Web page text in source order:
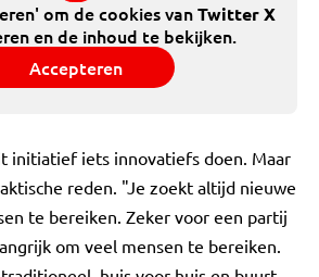
om de cookies vanTwitter X
en de inhoud te bekijken.
Accepteren
initiatief iets innovatiefs doen. Maar
reden. "Je zoekt altijd nieuwe
te bereiken. Zeker voor een partij
om veel mensen te bereiken.